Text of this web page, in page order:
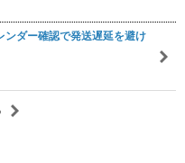
ンダー確認で発送遅延を避け